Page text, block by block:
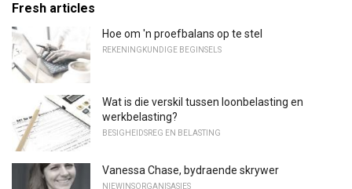
Fresh articles
Hoe om 'n proefbalans op te stel
REKENINGKUNDIGE BEGINSELS
Wat is die verskil tussen loonbelasting en
werkbelasting?
BESIGHEIDSREG EN BELASTING
Vanessa Chase, bydraende skrywer
NIEWINSORGANISASIES